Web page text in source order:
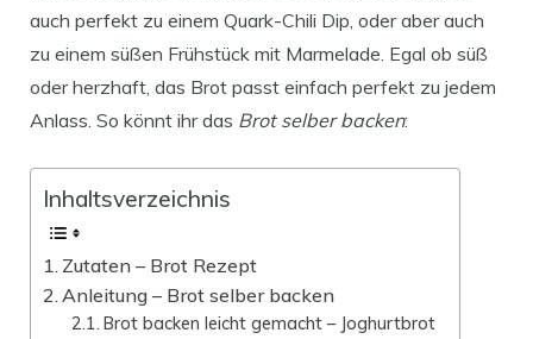
auch perfekt zu einem Quark-Chili Dip, oder aber auch
zu einem süßen Frühstück mit Marmelade. Egal ob süß
oder herzhaft, das Brot passt einfach perfekt zu jedem
Anlass. So könnt ihr das Brot selber backen:
Inhaltsverzeichnis
Zutaten – Brot Rezept
Anleitung – Brot selber backen
Brot backen leicht gemacht – Joghurtbrot